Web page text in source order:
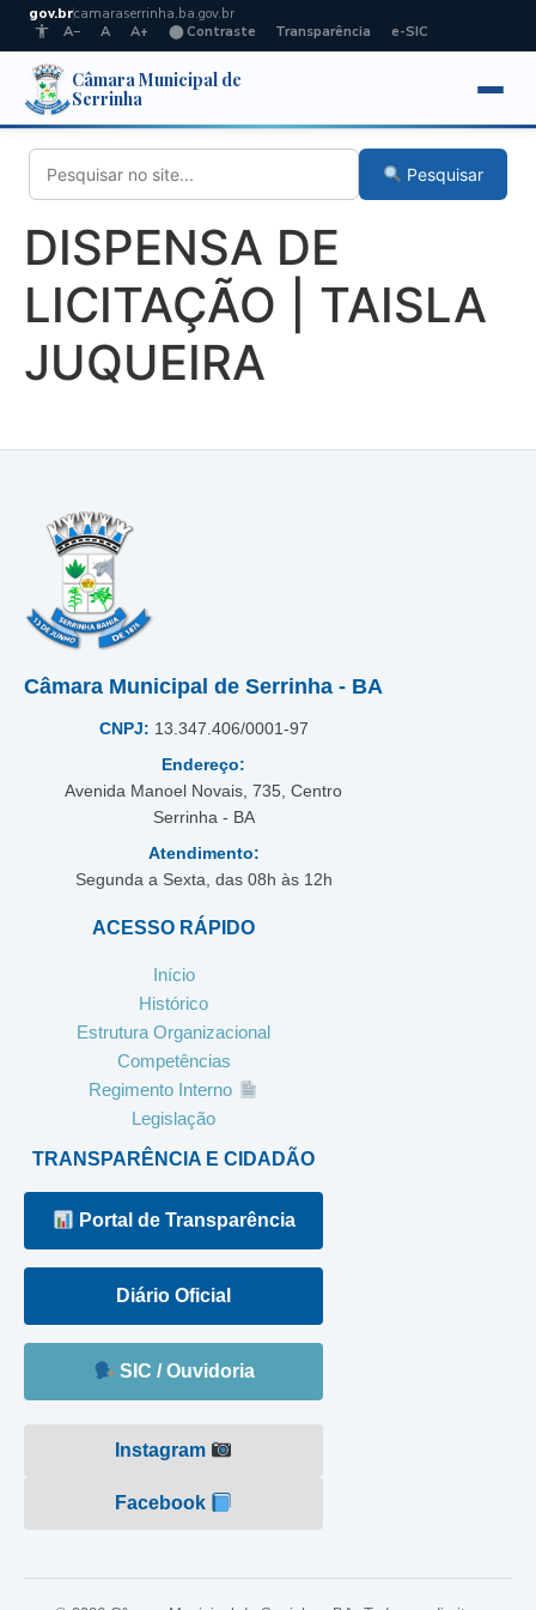
gov.brcamaraserrinha.ba.gov.br
A−
A A+ ⬤ Contraste Transparência e-SIC
Câmara Municipal de
Serrinha
Pesquisar
DISPENSA DE
LICITAÇÃO | TAISLA
JUQUEIRA
Câmara Municipal de Serrinha - BA
CNPJ: 13.347.406/0001-97
Endereço:
Avenida Manoel Novais, 735, Centro
Serrinha - BA
Atendimento:
Segunda a Sexta, das 08h às 12h
ACESSO RÁPIDO
Início
Histórico
Estrutura Organizacional
Competências
Regimento Interno
Legislação
TRANSPARÊNCIA E CIDADÃO
Portal de Transparência
Diário Oficial
SIC / Ouvidoria
Instagram
Facebook